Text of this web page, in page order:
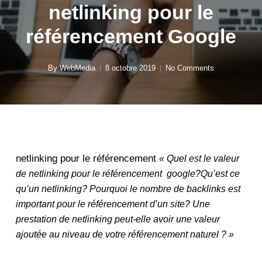
netlinking pour le
référencement Google
By WebMedia 8 octobre 2019 No Comments
netlinking pour le référencement « Quel est le valeur
de netlinking pour le référencement google?Qu’est ce
qu’un netlinking? Pourquoi le nombre de backlinks est
important pour le référencement d’un site? Une
prestation de netlinking peut-elle avoir une valeur
ajoutée au niveau de votre référencement naturel ? »